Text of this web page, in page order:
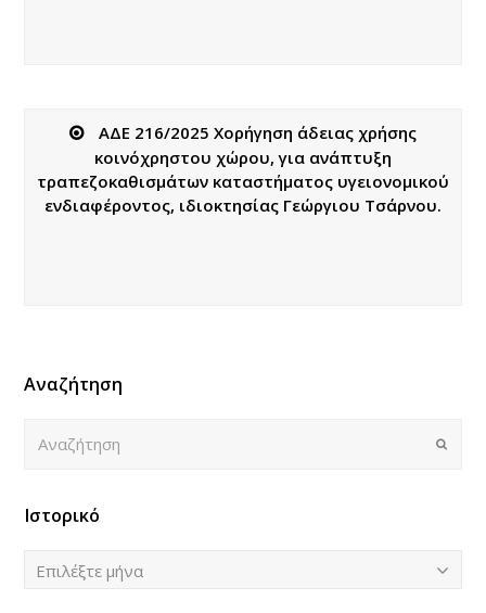
ΑΔΕ 216/2025 Χορήγηση άδειας χρήσης
κοινόχρηστου χώρου, για ανάπτυξη
τραπεζοκαθισμάτων καταστήματος υγειονομικού
ενδιαφέροντος, ιδιοκτησίας Γεώργιου Τσάρνου.
Αναζήτηση
Submit
Ιστορικό
Ιστορικό
Επιλέξτε μήνα